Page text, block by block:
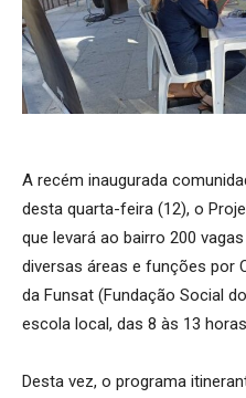
A recém inaugurada
desta quarta-feira (12), o
que levará ao bairro 200
diversas áreas e funções por
da Funsat (Fundação Social
escola local, das 8 às 13
Desta vez, o programa